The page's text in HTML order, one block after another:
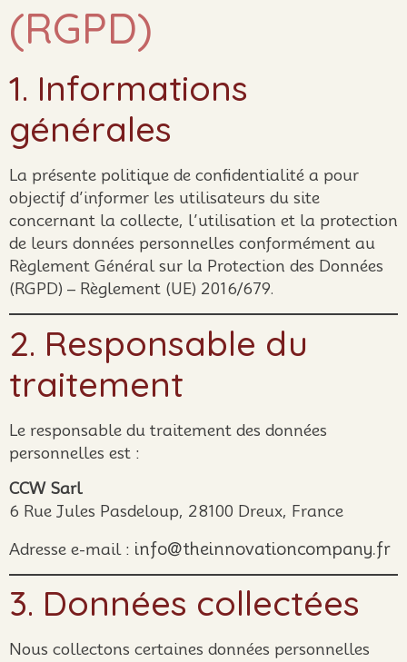
(RGPD)
1. Informations
générales
La présente politique de confidentialité a pour
objectif d’informer les utilisateurs du site
concernant la collecte, l’utilisation et la protection
de leurs données personnelles conformément au
Règlement Général sur la Protection des Données
(RGPD) – Règlement (UE) 2016/679.
2. Responsable du
traitement
Le responsable du traitement des données
personnelles est :
CCW Sarl
6 Rue Jules Pasdeloup, 28100 Dreux, France
Adresse e-mail : info@theinnovationcompany.fr
3. Données collectées
Nous collectons certaines données personnelles